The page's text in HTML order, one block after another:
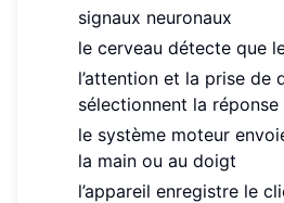
signaux neuronaux
le cerveau détecte que
l’attention et la prise de
sélectionnent la réponse
le système moteur
la main ou au doigt
l’appareil enregistre le